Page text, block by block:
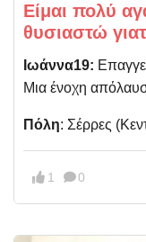
Είμαι πολύ
θυσιαστώ
Ιωάννα19:
Μια ένοχη
Πόλη: Σέρρες
1 0